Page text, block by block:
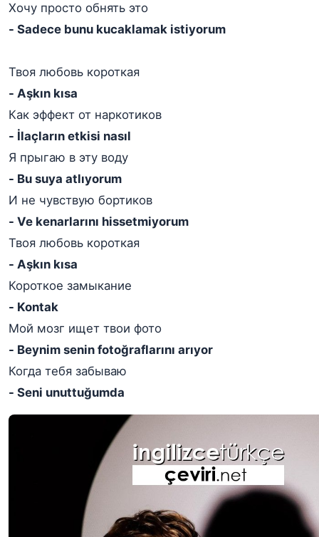
Хочу просто обнять это
- Sadece bunu kucaklamak istiyorum
Твоя любовь короткая
- Aşkın kısa
Как эффект от наркотиков
- İlaçların etkisi nasıl
Я прыгаю в эту воду
- Bu suya atlıyorum
И не чувствую бортиков
- Ve kenarlarını hissetmiyorum
Твоя любовь короткая
- Aşkın kısa
Короткое замыкание
- Kontak
Мой мозг ищет твои фото
- Beynim senin fotoğraflarını arıyor
Когда тебя забываю
- Seni unuttuğumda